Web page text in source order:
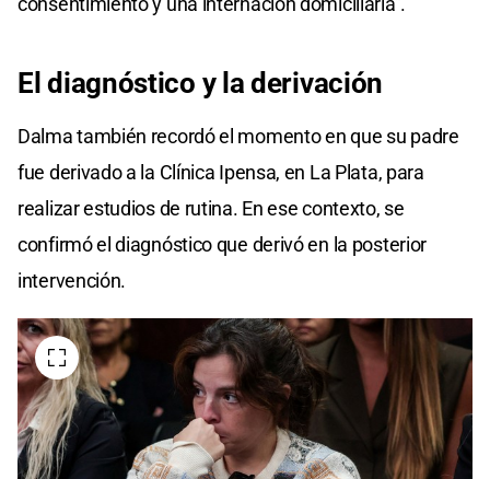
El diagnóstico y la derivación
Dalma también recordó el momento en que su padre
fue derivado a la Clínica Ipensa, en La Plata, para
realizar estudios de rutina. En ese contexto, se
confirmó el diagnóstico que derivó en la posterior
intervención.